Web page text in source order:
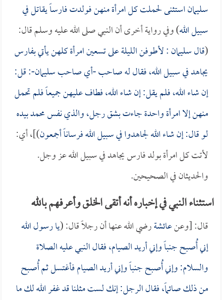
سليمان استثنى لحملت كل امرأة منهن فولدت فارساً يقاتل في
سبيل الله) وفي رواية أخرى أن النبي صلى الله عليه وسلم قال:
(قال سليمان : لأطوفن الليلة على تسعين امرأة كلهن يأتي بفارس
يجاهد في سبيل الله، فقال له صاحب -أي صاحب سليمان-: قل:
إن شاء الله، فلم يقل: إن شاء الله، فطاف عليهن جميعاً فلم تحمل
منهن إلا امرأة واحدة جاءت بشق رجل، والذي نفس محمد بيده
لو قال: إن شاء الله لجاهدوا في سبيل الله فرساناً أجمعون)]، أي:
لأتت كل امرأة بولد فارس يجاهد في سبيل الله عز وجل.
والحديثان في الصحيحين.
استثناء النبي في إخباره أنه أتقى الخلق وأعرفهم بالله
قال: [وعنعائشةرضي الله عنها أن رجلاً قال: (يا رسول الله
إني أُصبح جنباً وإني أريد الصيام، فقال النبي عليه الصلاة
والسلام: وإني أُصبح جنباً وإني أريد الصيام فأغتسل ثم أُصبح
من ذلك صائماً، فقال الرجل: إنك لست مثلنا قد غفر الله لك ما